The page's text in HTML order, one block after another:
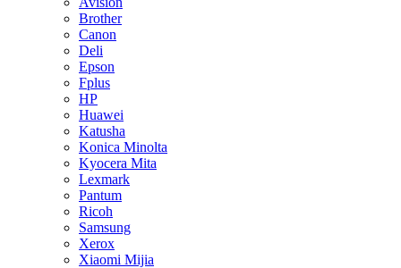
Brother
Canon
Deli
Epson
Fplus
HP
Huawei
Katusha
Konica Minolta
Kyocera Mita
Lexmark
Pantum
Ricoh
Samsung
Xerox
Xiaomi Mijia